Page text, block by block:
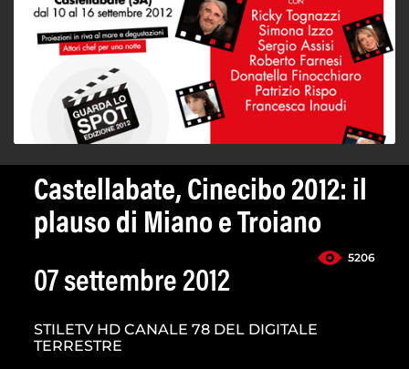
Castellabate, Cinecibo 2012: il
plauso di Miano e Troiano
5206
07 settembre 2012
STILETV HD CANALE 78 DEL DIGITALE
TERRESTRE